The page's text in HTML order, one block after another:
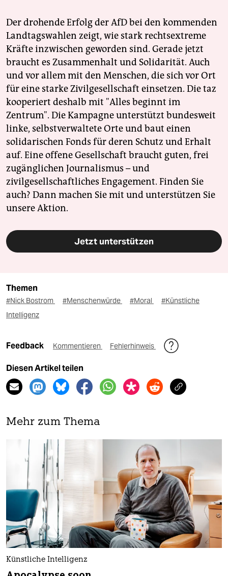
Der drohende Erfolg der AfD bei den kommenden
Landtagswahlen zeigt, wie stark rechtsextreme
Kräfte inzwischen geworden sind. Gerade jetzt
braucht es Zusammenhalt und Solidarität. Auch
und vor allem mit den Menschen, die sich vor Ort
für eine starke Zivilgesellschaft einsetzen. Die taz
kooperiert deshalb mit "Alles beginnt im
Zentrum". Die Kampagne unterstützt bundesweit
linke, selbstverwaltete Orte und baut einen
solidarischen Fonds für deren Schutz und Erhalt
auf. Eine offene Gesellschaft braucht guten, frei
zugänglichen Journalismus – und
zivilgesellschaftliches Engagement. Finden Sie
auch? Dann machen Sie mit und unterstützen Sie
unsere Aktion.
Jetzt unterstützen
Themen
#Nick Bostrom #Menschenwürde #Moral
#Künstliche
Intelligenz
Feedback Kommentieren Fehlerhinweis
Diesen Artikel teilen
Mehr zum Thema
Künstliche Intelligenz